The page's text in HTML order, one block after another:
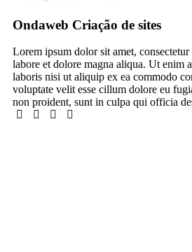
Ondaweb Criação de sites
Lorem ipsum dolor sit amet,
labore et dolore magna aliqua. Ut enim
laboris nisi ut aliquip ex ea commodo
voluptate velit esse cillum dolore eu
non proident, sunt in culpa qui officia